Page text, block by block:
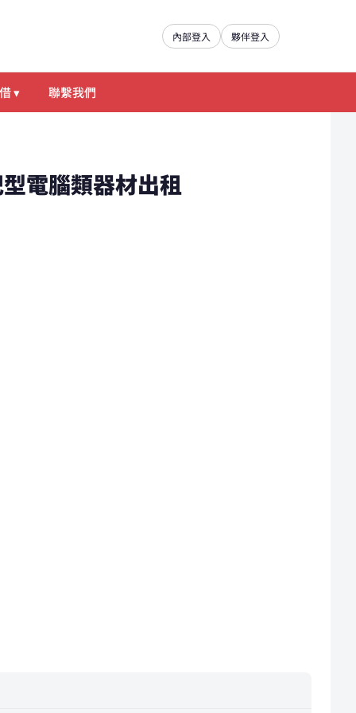
內部登入 夥伴登入
▾ 聯繫我們
電腦類器材出租